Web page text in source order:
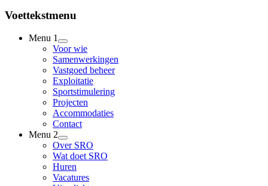
Voettekstmenu
Menu 1
Voor wie
Samenwerkingen
Vastgoed beheer
Exploitatie
Sportstimulering
Projecten
Accommodaties
Contact
Menu 2
Over SRO
Wat doet SRO
Huren
Vacatures